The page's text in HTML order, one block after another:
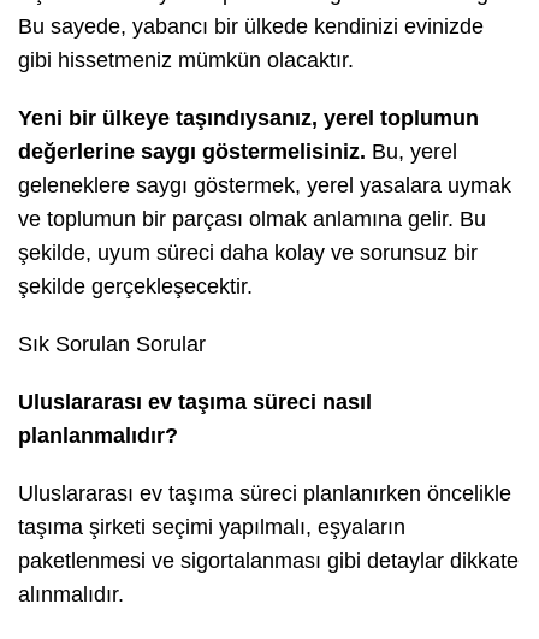
Bu sayede, yabancı bir ülkede kendinizi evinizde
gibi hissetmeniz mümkün olacaktır.
Yeni bir ülkeye taşındıysanız, yerel toplumun
değerlerine saygı göstermelisiniz. Bu, yerel
geleneklere saygı göstermek, yerel yasalara uymak
ve toplumun bir parçası olmak anlamına gelir. Bu
şekilde, uyum süreci daha kolay ve sorunsuz bir
şekilde gerçekleşecektir.
Sık Sorulan Sorular
Uluslararası ev taşıma süreci nasıl
planlanmalıdır?
Uluslararası ev taşıma süreci planlanırken öncelikle
taşıma şirketi seçimi yapılmalı, eşyaların
paketlenmesi ve sigortalanması gibi detaylar dikkate
alınmalıdır.